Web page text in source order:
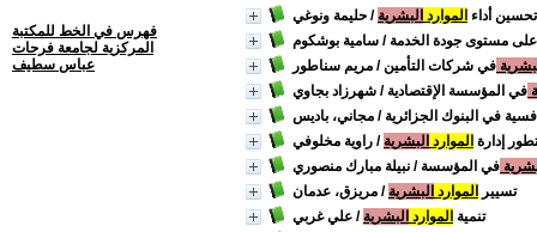
أداء الموارد البشرية / حليمة ونوغي
على مستوى جودة الخدمة / سامية بوشكوم
في شركات التأمين/ مريم سناطور
في المؤسسة الإقتصادية / شهرزاد بجاوي
في البنوك الجزائرية / مجاني، باديس
إدارة الموارد البشرية / راوية مخلوفي
في المؤسسة / نبيلة مبارك منصوري
تسيير
الموارد البشرية / مريزق، عدمان
تنمية الموارد البشرية / علي غربي
فهرس في الخط للمكتبة
المركزية لجامعة فرحات
عباس سطيف